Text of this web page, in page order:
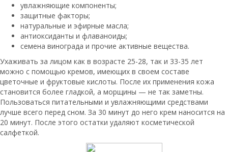
увлажняющие компоненты;
защитные факторы;
натуральные и эфирные масла;
антиоксиданты и флаваноиды;
семена винограда и прочие активные вещества.
Ухаживать за лицом как в возрасте 25-28, так и 33-35 лет
можно с помощью кремов, имеющих в своем составе
цветочные и фруктовые кислоты. После их применения кожа
становится более гладкой, а морщины — не так заметны.
Пользоваться питательными и увлажняющими средствами
лучше всего перед сном. За 30 минут до него крем наносится на
20 минут. После этого остатки удаляют косметической
салфеткой.